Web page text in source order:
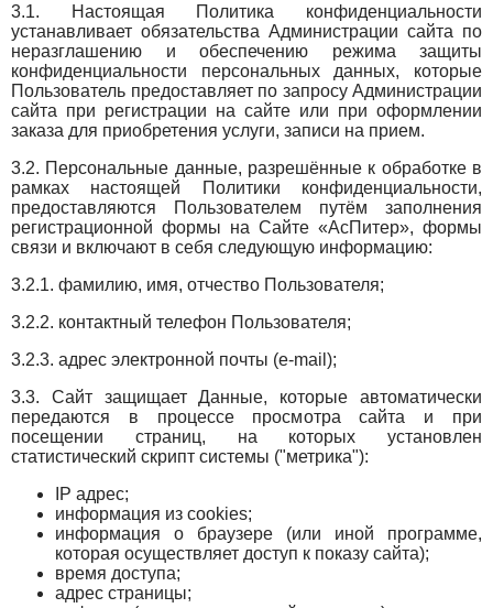
3.1. Настоящая Политика конфиденциальности
устанавливает обязательства Администрации сайта по
неразглашению и обеспечению режима защиты
конфиденциальности персональных данных, которые
Пользователь предоставляет по запросу Администрации
сайта при регистрации на сайте или при оформлении
заказа для приобретения услуги, записи на прием.
3.2. Персональные данные, разрешённые к обработке в
рамках настоящей Политики конфиденциальности,
предоставляются Пользователем путём заполнения
регистрационной формы на Сайте «АсПитер», формы
связи и включают в себя следующую информацию:
3.2.1. фамилию, имя, отчество Пользователя;
3.2.2. контактный телефон Пользователя;
3.2.3. адрес электронной почты (e-mail);
3.3. Сайт защищает Данные, которые автоматически
передаются в процессе просмотра сайта и при
посещении страниц, на которых установлен
статистический скрипт системы ("метрика"):
IP адрес;
информация из cookies;
информация о браузере (или иной программе,
которая осуществляет доступ к показу сайта);
время доступа;
адрес страницы;